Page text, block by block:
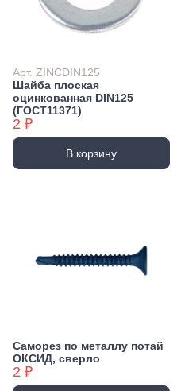
Арт. ZINCDIN125
Шайба плоская
оцинкованная DIN125
(ГОСТ11371)
2 ₽
В корзину
Саморез по металлу потай
ОКСИД, сверло
2 ₽